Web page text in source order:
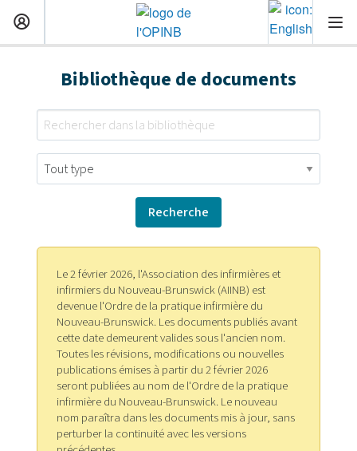
Bibliothèque de documents
Le 2 février 2026, l'Association des infirmières et
infirmiers du Nouveau-Brunswick (AIINB) est
devenue l'Ordre de la pratique infirmière du
Nouveau-Brunswick. Les documents publiés avant
cette date demeurent valides sous l'ancien nom.
Toutes les révisions, modifications ou nouvelles
publications émises à partir du 2 février 2026
seront publiées au nom de l'Ordre de la pratique
infirmière du Nouveau-Brunswick. Le nouveau
nom paraîtra dans les documents mis à jour, sans
perturber la continuité avec les versions